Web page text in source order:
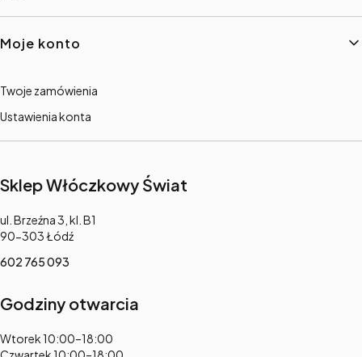
Moje konto
Twoje zamówienia
Ustawienia konta
Sklep Włóczkowy Świat
Adres:
ul. Brzeźna 3, kl. B1
90-303 Łódź
602 765 093
Godziny otwarcia
Adres:
Wtorek 10:00–18:00